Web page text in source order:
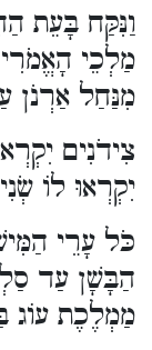
וַנִּקַּח בָּעֵת
מַלְכֵי
מִנַּחַל אַרְנֹן
צִידֹנִים
יִקְרְאוּ לוֹ
כֹּל עָרֵי
הַבָּשָׁן עַד
מַמְלֶכֶת עוֹג